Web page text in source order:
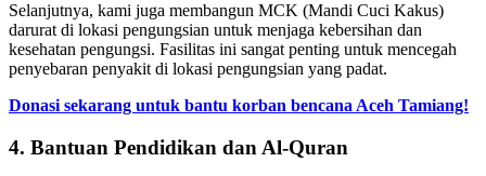
Selanjutnya, kami juga membangun MCK (Mandi Cuci Kakus)
darurat di lokasi pengungsian untuk menjaga kebersihan dan
kesehatan pengungsi. Fasilitas ini sangat penting untuk mencegah
penyebaran penyakit di lokasi pengungsian yang padat.
Donasi sekarang untuk bantu korban bencana Aceh Tamiang!
4. Bantuan Pendidikan dan Al-Quran